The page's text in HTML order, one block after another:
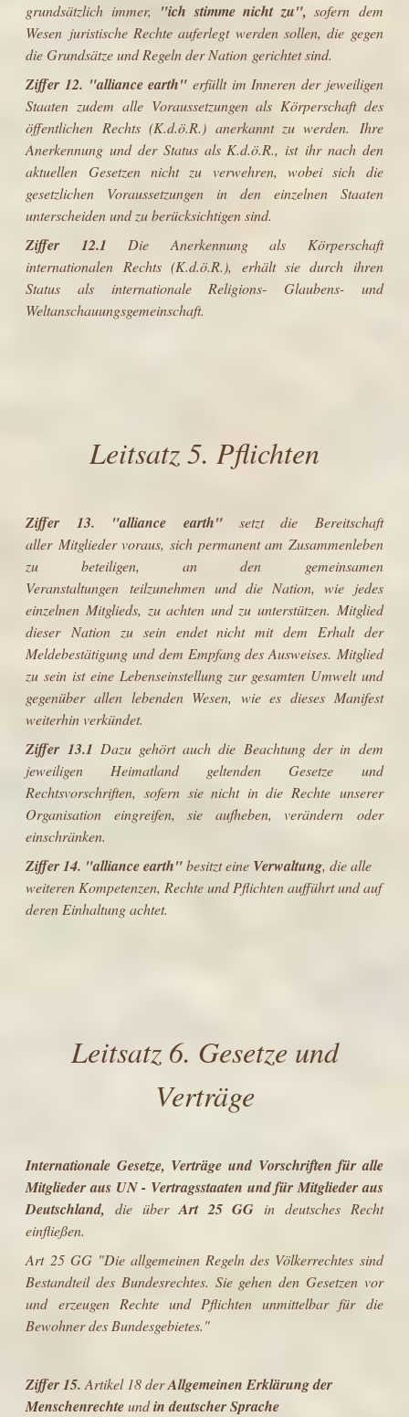
grundsätzlich immer, "ich stimme nicht zu", sofern dem
Wesen juristische Rechte auferlegt werden sollen, die gegen
die Grundsätze und Regeln der Nation gerichtet sind.
Ziffer 12. "alliance earth" erfüllt im Inneren der jeweiligen
Staaten zudem alle Voraussetzungen als Körperschaft des
öffentlichen Rechts (K.d.ö.R.) anerkannt zu werden. Ihre
Anerkennung und der Status als K.d.ö.R., ist ihr nach den
aktuellen Gesetzen nicht zu verwehren, wobei sich die
gesetzlichen Voraussetzungen in den einzelnen Staaten
unterscheiden und zu berücksichtigen sind.
Ziffer 12.1Die Anerkennung als Körperschaft
internationalen Rechts (K.d.ö.R.), erhält sie durch ihren
Status als internationale Religions- Glaubens- und
Weltanschauungsgemeinschaft.
Leitsatz 5. Pflichten
Ziffer 13. "alliance earth"setzt die Bereitschaft
aller Mitglieder voraus, sich permanent am Zusammenleben
zu beteiligen, an den gemeinsamen
Veranstaltungen teilzunehmen und die Nation, wie jedes
einzelnen Mitglieds, zu achten und zu unterstützen. Mitglied
dieser Nation zu sein endet nicht mit dem Erhalt der
Meldebestätigung und dem Empfang des Ausweises. Mitglied
zu sein ist eine Lebenseinstellung zur gesamten Umwelt und
gegenüber allen lebenden Wesen, wie es dieses Manifest
weiterhin verkündet.
Ziffer 13.1 Dazu gehört auch die Beachtung der in dem
jeweiligen Heimatland geltenden Gesetze und
Rechtsvorschriften, sofern sie nicht in die Rechte unserer
Organisation eingreifen, sie aufheben, verändern oder
einschränken.
Ziffer 14. "alliance earth"besitzt eine Verwaltung, die alle
weiteren Kompetenzen, Rechte und Pflichten aufführt und auf
deren Einhaltung achtet.
Leitsatz6. Gesetze und
Verträge
Internationale Gesetze, Verträge und Vorschriften für alle
Mitglieder aus UN - Vertragsstaaten und für Mitglieder aus
Deutschland,die über Art 25 GG in deutsches Recht
einfließen.
Art 25 GG "Die allgemeinen Regeln des Völkerrechtes sind
Bestandteil des Bundesrechtes. Sie gehen den Gesetzen vor
und erzeugen Rechte und Pflichten unmittelbar für die
Bewohner des Bundesgebietes."
Ziffer 15. Artikel 18 derAllgemeinen Erklärung der
Menschenrechte undin deutscher Sprache